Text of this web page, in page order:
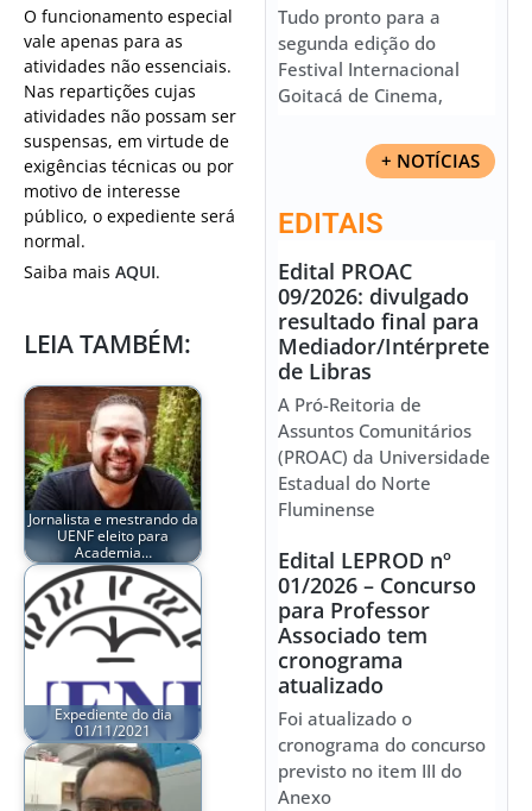
O funcionamento especial
vale apenas para as
atividades não essenciais.
Nas repartições cujas
atividades não possam ser
suspensas, em virtude de
exigências técnicas ou por
motivo de interesse
público, o expediente será
normal.
Saiba mais AQUI.
LEIA TAMBÉM:
Jornalista e mestrando da
UENF eleito para
Academia…
Expediente do dia
01/11/2021
Tudo pronto para a
segunda edição do
Festival Internacional
Goitacá de Cinema,
+ NOTÍCIAS
EDITAIS
Edital PROAC
09/2026: divulgado
resultado final para
Mediador/Intérprete
de Libras
A Pró-Reitoria de
Assuntos Comunitários
(PROAC) da Universidade
Estadual do Norte
Fluminense
Edital LEPROD nº
01/2026 – Concurso
para Professor
Associado tem
cronograma
atualizado
Foi atualizado o
cronograma do concurso
previsto no item III do
Anexo